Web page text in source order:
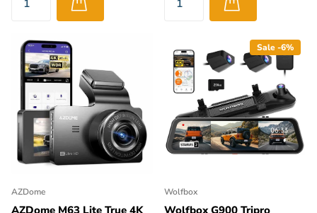
AZDome
AZDome M63 Lite True 4K
Sale -6%
Wolfbox
Wolfbox G900 Tripro